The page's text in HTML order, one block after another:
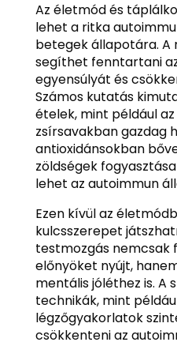
Az életmód és
lehet a ritka
betegek állapotára. A
segíthet fenntartani
egyensúlyát és
Számos kutatás
ételek, mint például
zsírsavakban gazdag
antioxidánsokban
zöldségek
lehet az autoimmun
Ezen kívül az
kulcsszerepet
testmozgás nemcsak
előnyöket nyújt,
mentális jóléthez is. A
technikák, mint
légzőgyakorlatok
csökkenteni az